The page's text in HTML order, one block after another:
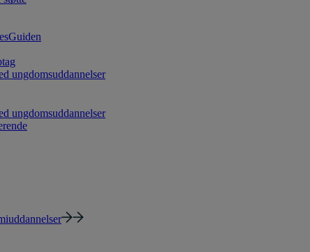
ungdomsuddannelser
ungdomsuddannelser